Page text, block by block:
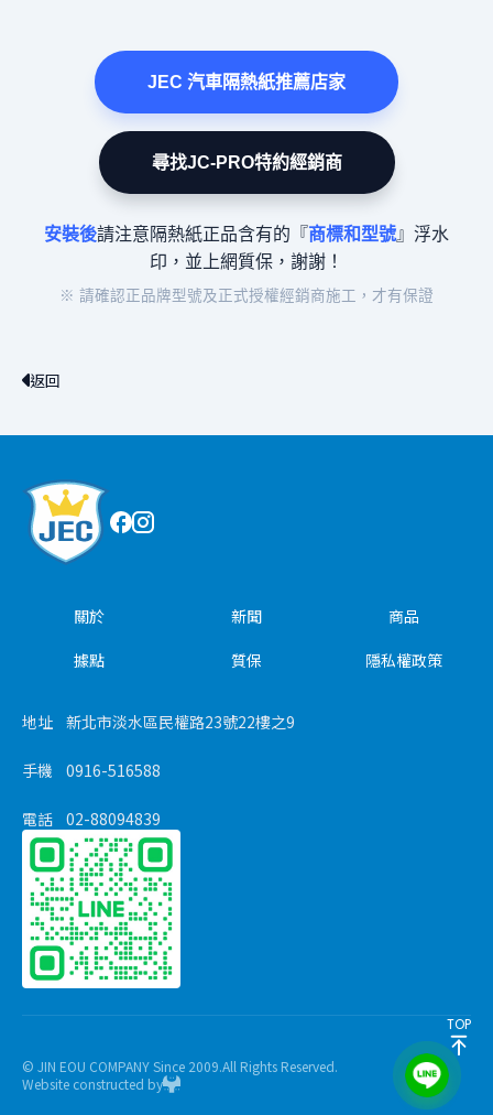
JEC 汽車隔熱紙推薦店家
尋找JC-PRO特約經銷商
安裝後請注意隔熱紙正品含有的『商標和型號』浮水
印，並上網質保，謝謝！
※ 請確認正品牌型號及正式授權經銷商施工，才有保證
返回
關於 新聞
商品
據點
質保 隱私權政策
地址 新北市淡水區民權路23號22樓之9
手機 0916-516588
電話 02-88094839
TOP
© JIN EOU COMPANY Since 2009.All Rights Reserved.
Website constructed by